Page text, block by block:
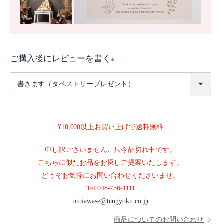
ご購入後にレビューを書く
¥10,000以上お買い上げで送料無料
申し訳ございません、只今品切れ中です。
こちらに似たお品をお探しご提案いたします。
どうぞお気軽にお問い合わせくださいませ。
Tel.048-756-1111
otoiawase@tougyoku.co.jp
商品についてのお問い合わせ